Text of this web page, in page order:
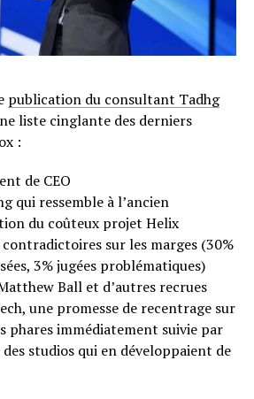
publication du consultant Tadhg
liste cinglante des derniers
:
de CEO
qui ressemble à l’ancien
du coûteux projet Helix
contradictoires sur les marges (30%
3% jugées problématiques)
Ball et d’autres recrues
une promesse de recentrage sur
phares immédiatement suivie par
studios qui en développaient de